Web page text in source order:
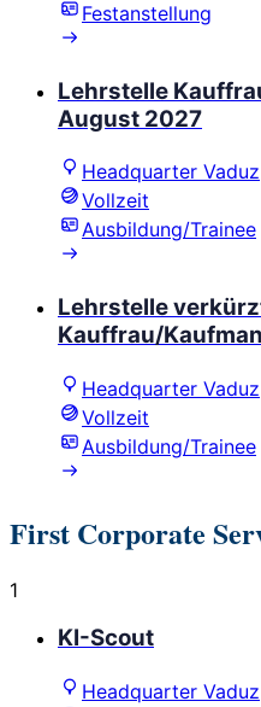
Festanstellung
Lehrstelle
August 2027
Headquarter Vaduz
Vollzeit
Ausbildung/Trainee
Lehrstelle
Kauffrau/
Headquarter Vaduz
Vollzeit
Ausbildung/Trainee
First Corporate
1
KI-Scout
Headquarter Vaduz